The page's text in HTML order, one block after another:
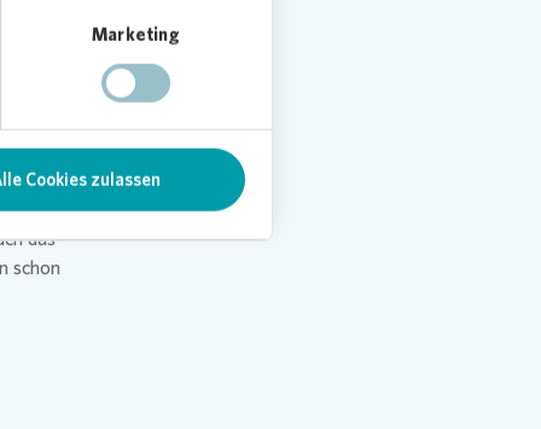
Marketing
Cookies zulassen
das
schon